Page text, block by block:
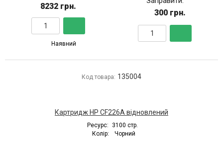
8232 грн.
Наявний
300 грн.
Код товара: 135004
Картридж HP CF226A відновлений
Ресурс:
3100 стр.
Колір:
Чорний